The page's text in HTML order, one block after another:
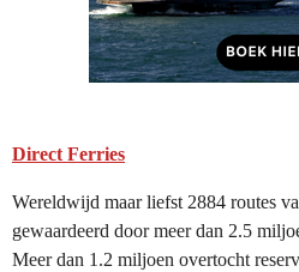
Direct Ferries
Wereldwijd maar liefst 2884 routes
gewaardeerd door meer dan 2.5
Meer dan 1.2 miljoen overtocht